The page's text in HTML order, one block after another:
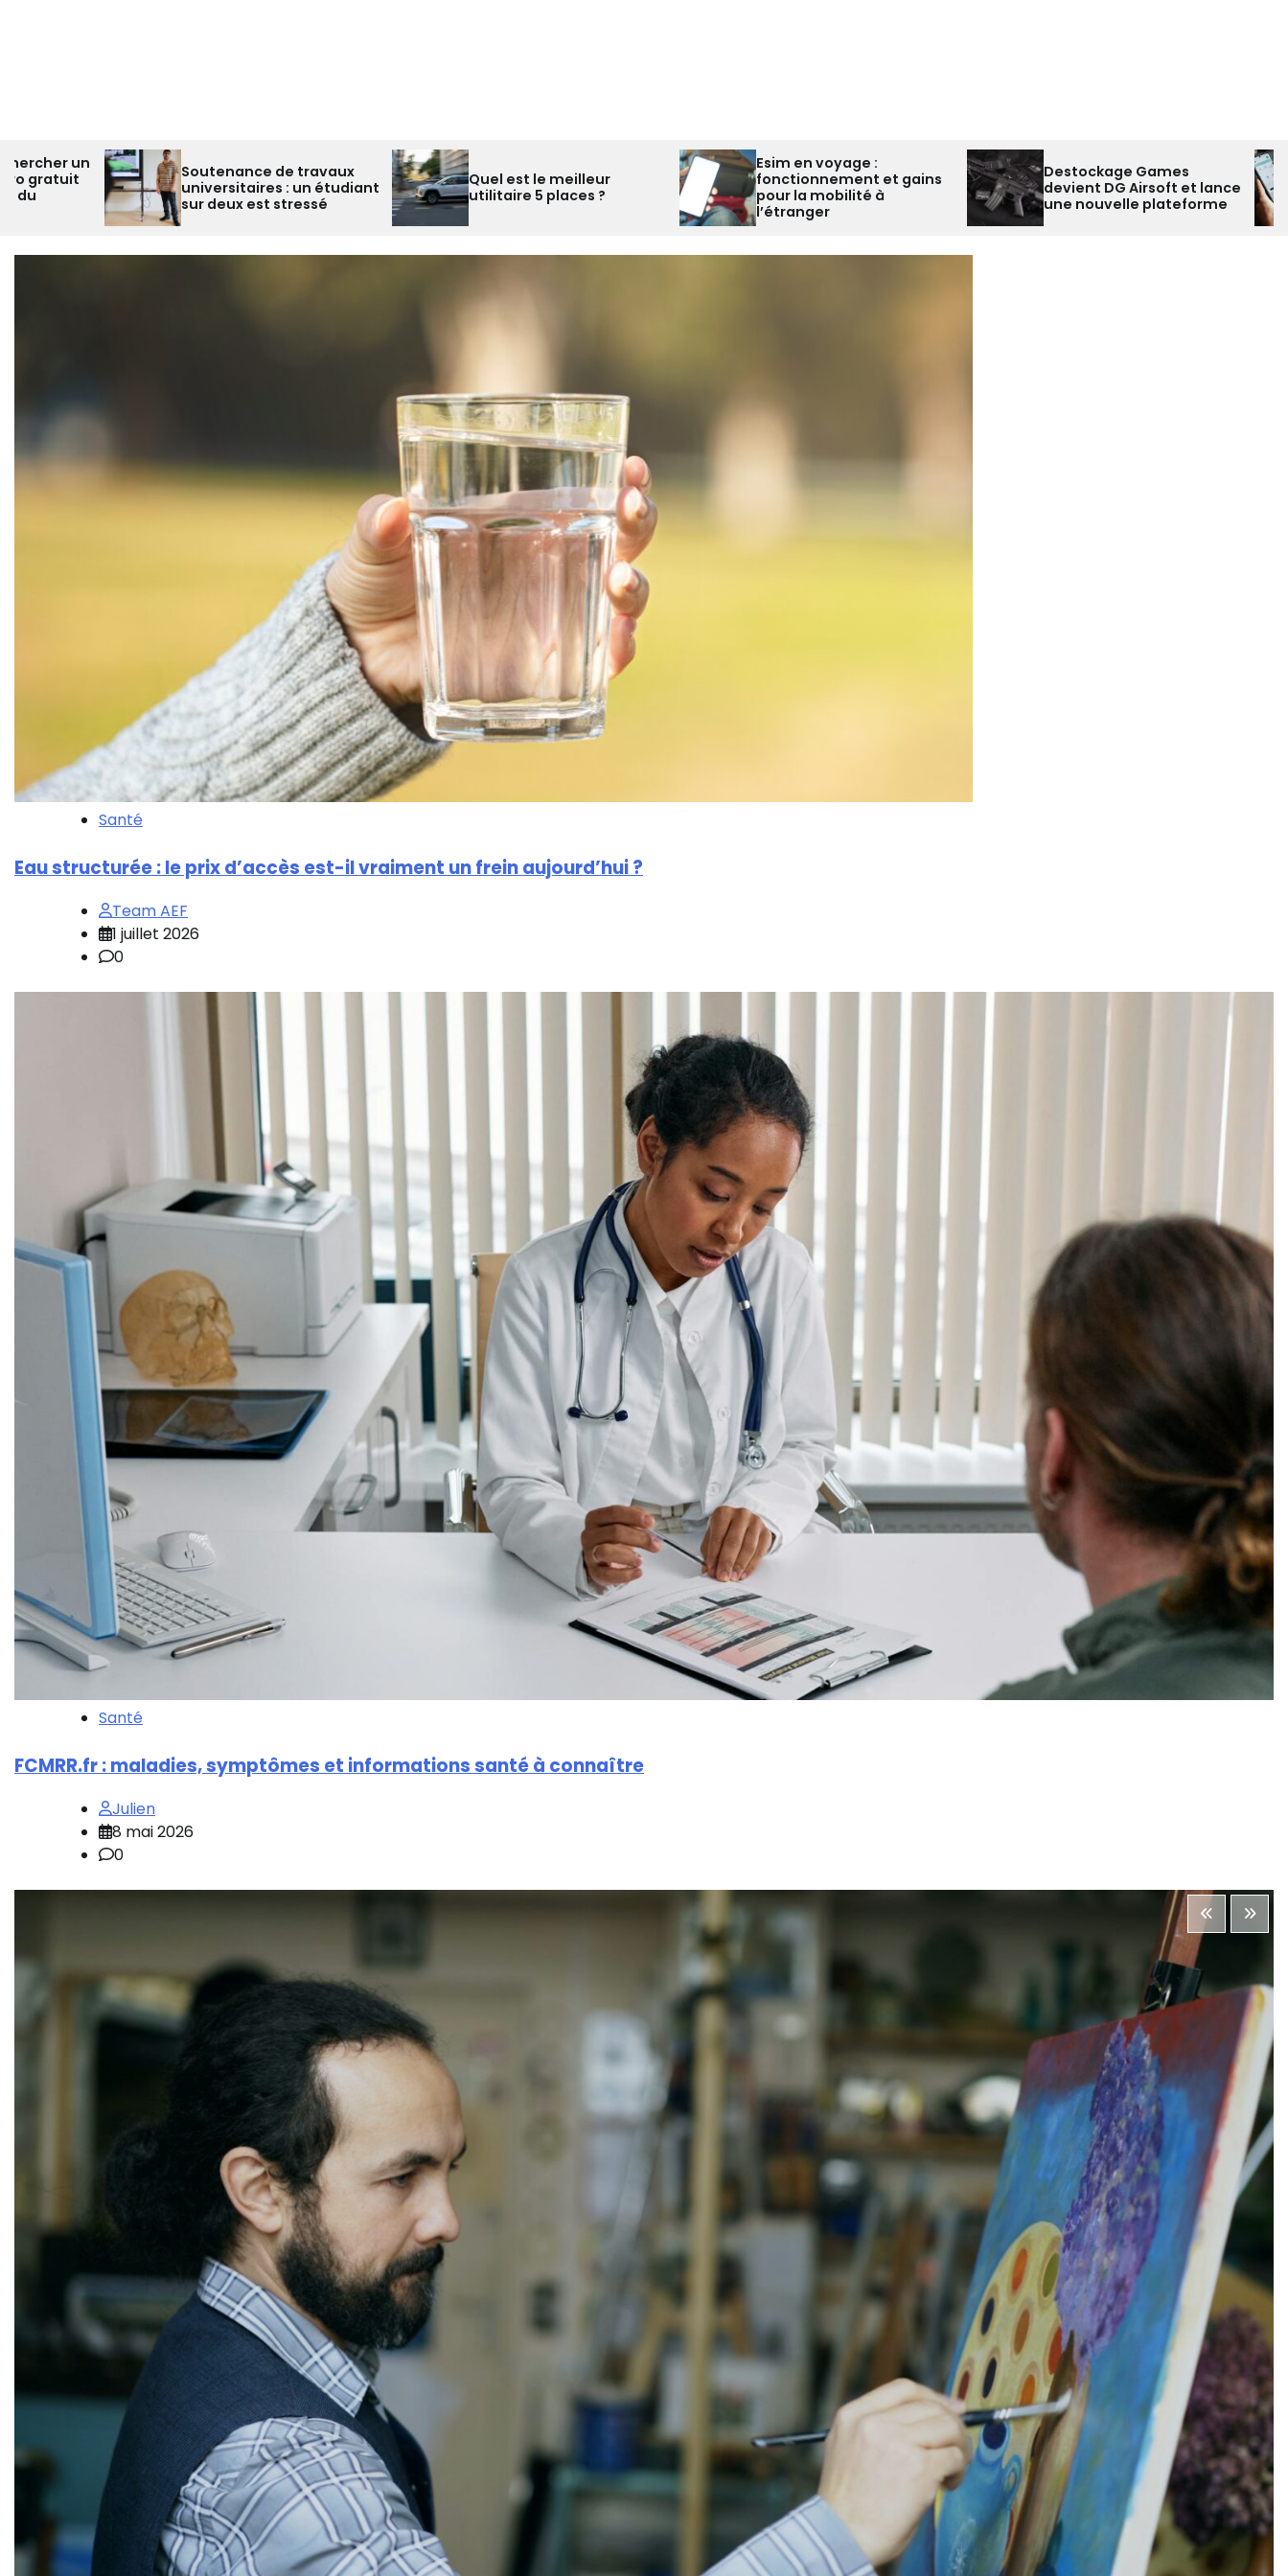
de travaux
: un étudiant
deux est stressé
Quel est le meilleur
utilitaire 5 places ?
Esim en voyage :
fonctionnement et gains
pour la mobilité à
Destockage Games
devient DG Airsoft et lance
une nouvelle plateforme
Faut-il encore
Uber Eats numéro
en France à l’ère du
support in-app ?
Santé
Eau structurée : le prix d’accès est-il vraiment un frein aujourd’hui ?
Team AEF
1 juillet 2026
0
Santé
FCMRR.fr : maladies, symptômes et informations santé à connaître
Julien
8 mai 2026
0